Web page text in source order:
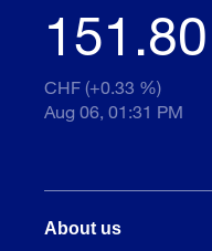
151.80
CHF (+0.33 %)
Aug 06, 01:31 PM
About us